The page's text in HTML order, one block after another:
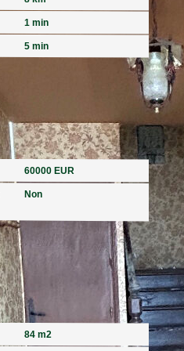
1 min
5 min
60000 EUR
Non
84 m2